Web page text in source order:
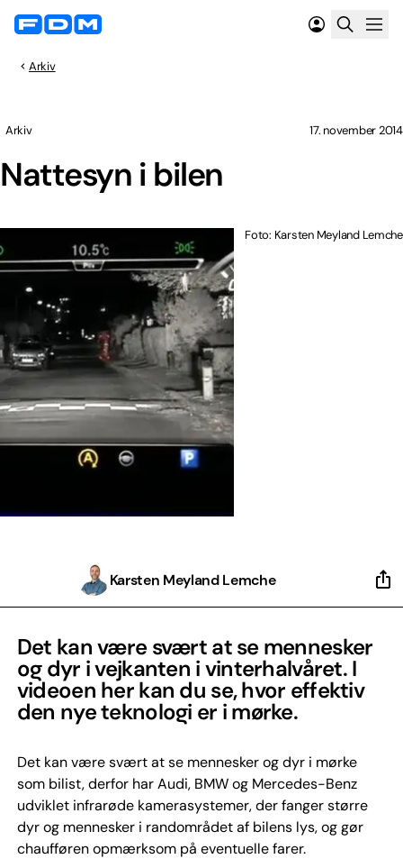
Arkiv
Nattesyn i bilen
Arkiv 17. november 2014
Foto: Karsten Meyland Lemche
Karsten Meyland Lemche
Det kan være svært at se mennesker
og dyr i vejkanten i vinterhalvåret. I
videoen her kan du se, hvor effektiv
den nye teknologi er i mørke.
Det kan være svært at se mennesker og dyr i mørke
som bilist, derfor har Audi, BMW og Mercedes-Benz
udviklet infrarøde kamerasystemer, der fanger større
dyr og mennesker i randområdet af bilens lys, og gør
chaufføren opmærksom på eventuelle farer.